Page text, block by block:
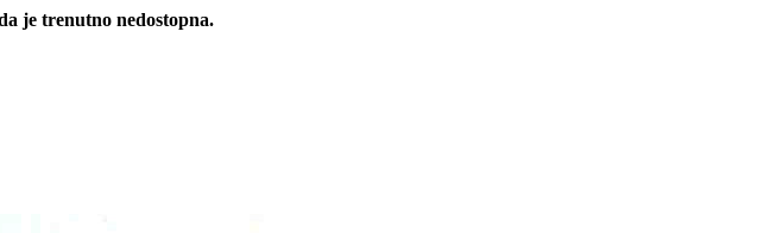
je trenutno nedostopna.